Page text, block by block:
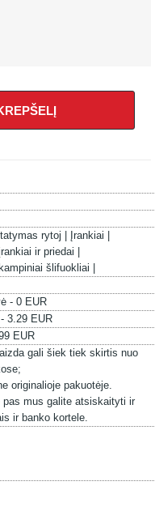
rytoj |
Įrankiai |
ir priedai |
šlifuokliai |
- 0 EUR
3.29 EUR
EUR
gali šiek tiek skirtis nuo
originalioje pakuotėje.
pas mus galite atsiskaityti ir
ir banko kortele.